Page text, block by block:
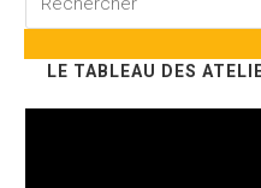
siteLE TABLEAU DES